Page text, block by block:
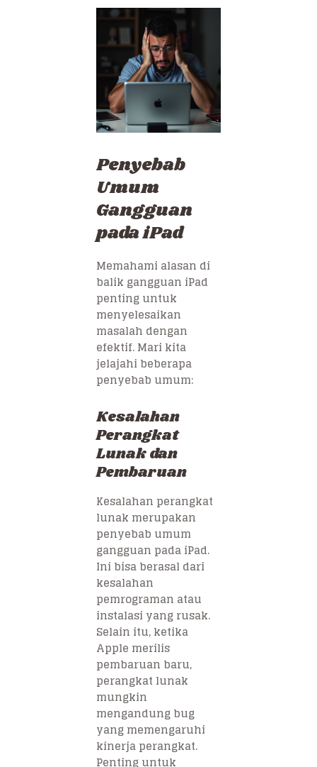
Penyebab
Umum
Gangguan
pada iPad
Memahami alasan di
balik gangguan iPad
penting untuk
menyelesaikan
masalah dengan
efektif. Mari kita
jelajahi beberapa
penyebab umum:
Kesalahan
Perangkat
Lunak dan
Pembaruan
Kesalahan perangkat
lunak merupakan
penyebab umum
gangguan pada iPad.
Ini bisa berasal dari
kesalahan
pemrograman atau
instalasi yang rusak.
Selain itu, ketika
Apple merilis
pembaruan baru,
perangkat lunak
mungkin
mengandung bug
yang memengaruhi
kinerja perangkat.
Penting untuk